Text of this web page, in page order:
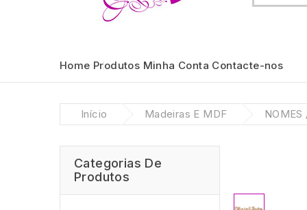
Home Produtos Minha Conta Contacte-nos
Início Madeiras E MDF NOMES
Categorias De
Produtos